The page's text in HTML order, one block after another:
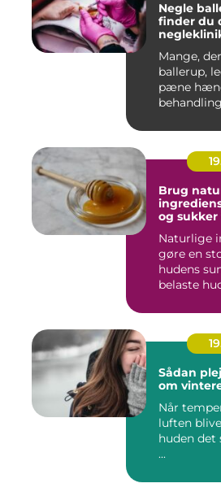
Negle
finder du
Mange,
ballerup,
pæne
Brug
og
Naturlige
gøre en
hudens
belaste
Sådan
om
Når
luften
huden det
...